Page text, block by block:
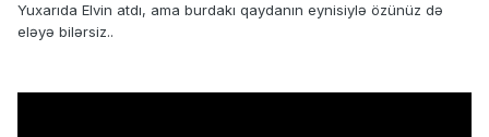
Yuxarıda Elvin atdı, ama burdakı qaydanın eynisiylə özünüz də
eləyə bilərsiz..